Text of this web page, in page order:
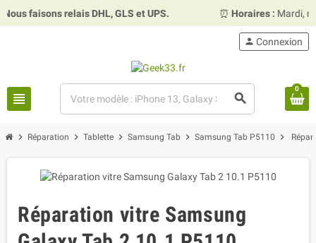
faisons relais DHL, GLS et UPS. Horaires :Mardi,
view_headline search
person Connexion
0
chevron_right Réparation chevron_right Tablette chevron_right Samsung Tab chevron_right Samsung Tab P5110 chevron_right
Réparation vitre Samsung